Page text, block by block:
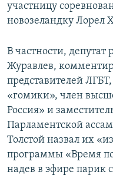
участницу
новозеландку Лорел
В частности,
Журавлев,
представителей
«гомики», член
Россия» и
Парламентской
Толстой назвал их
программы «Время
надев в эфире парик